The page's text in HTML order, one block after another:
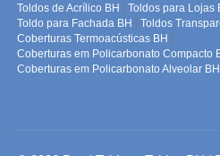
Toldos de Acrílico BH
Toldos para Lojas
Toldo para Fachada BH
Toldos
Coberturas Termoacústicas BH
Coberturas em Policarbonato Compacto
Coberturas em Policarbonato Alveolar BH